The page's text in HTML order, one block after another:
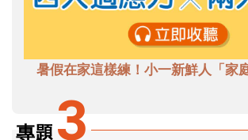
暑假在家這樣練！小一新鮮人「家
專題3